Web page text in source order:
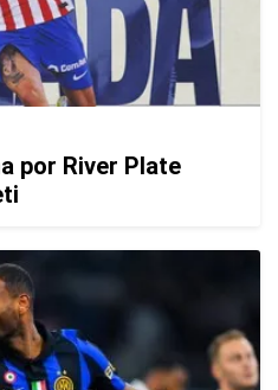
por River Plate